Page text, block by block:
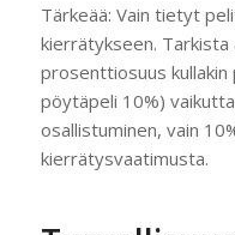
Tärkeää: Vain tietyt
kierrätykseen. Tarkista
prosenttiosuus
pöytäpeli 10%)
osallistuminen, vain
kierrätysvaatimusta.